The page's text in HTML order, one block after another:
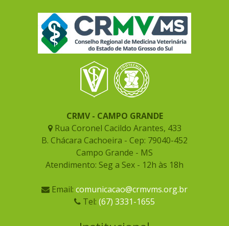
CRMV - CAMPO GRANDE
Rua Coronel Cacildo Arantes, 433
B. Chácara Cachoeira - Cep: 79040-452
Campo Grande - MS
Atendimento: Seg a Sex - 12h às 18h
Email: comunicacao@crmvms.org.br
Tel: (67) 3331-1655